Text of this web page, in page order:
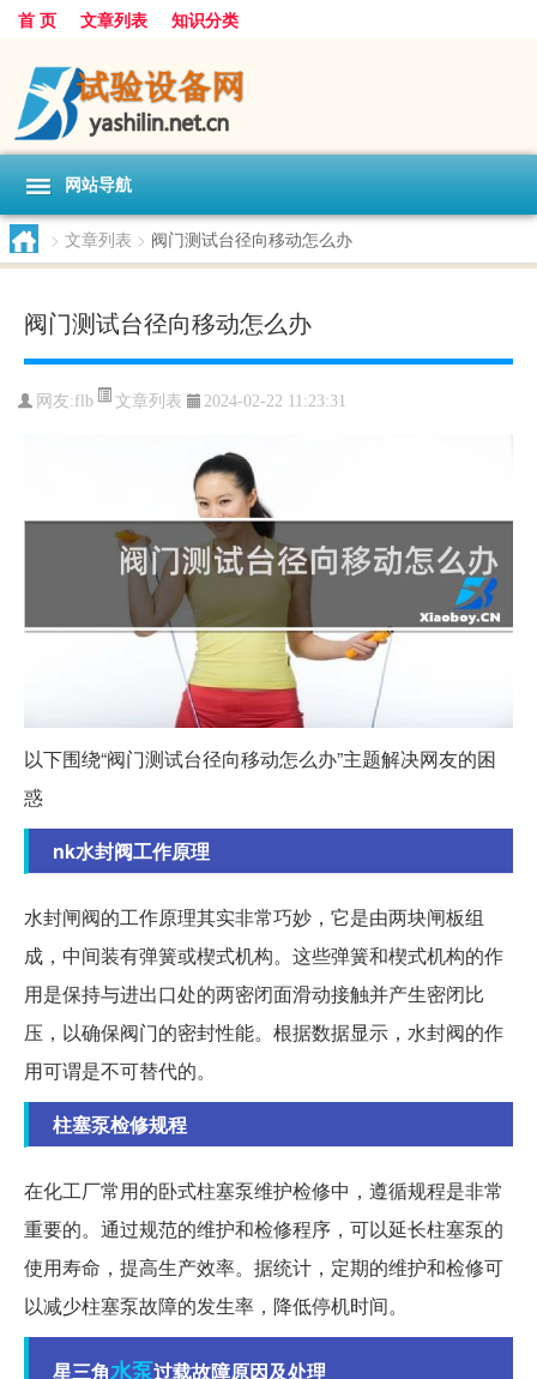
首 页 文章列表 知识分类
网站导航
> 文章列表 > 阀门测试台径向移动怎么办
阀门测试台径向移动怎么办
网友:flb 文章列表 2024-02-22 11:23:31
以下围绕“阀门测试台径向移动怎么办”主题解决网友的困
惑
nk水封阀工作原理
水封闸阀的工作原理其实非常巧妙，它是由两块闸板组
成，中间装有弹簧或楔式机构。这些弹簧和楔式机构的作
用是保持与进出口处的两密闭面滑动接触并产生密闭比
压，以确保阀门的密封性能。根据数据显示，水封阀的作
用可谓是不可替代的。
柱塞泵检修规程
在化工厂常用的卧式柱塞泵维护检修中，遵循规程是非常
重要的。通过规范的维护和检修程序，可以延长柱塞泵的
使用寿命，提高生产效率。据统计，定期的维护和检修可
以减少柱塞泵故障的发生率，降低停机时间。
星三角水泵过载故障原因及处理